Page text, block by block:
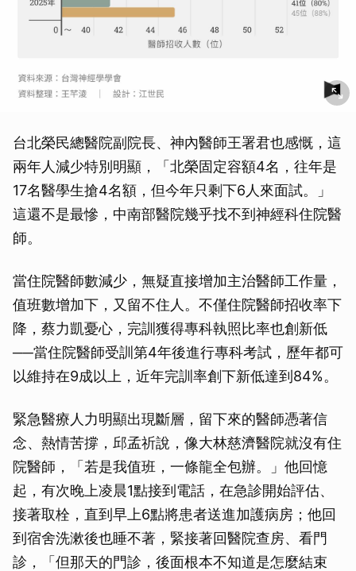
台北榮民總醫院副院長、神內醫師王署君也感慨，這
兩年人減少特別明顯，「北榮固定容額4名，往年是
17名醫學生搶4名額，但今年只剩下6人來面試。」
這還不是最慘，中南部醫院幾乎找不到神經科住院醫
師。
當住院醫師數減少，無疑直接增加主治醫師工作量，
值班數增加下，又留不住人。不僅住院醫師招收率下
降，蔡力凱憂心，完訓獲得專科執照比率也創新低
──當住院醫師受訓第4年後進行專科考試，歷年都可
以維持在9成以上，近年完訓率創下新低達到84%。
緊急醫療人力明顯出現斷層，留下來的醫師憑著信
念、熱情苦撐，邱孟祈說，像大林慈濟醫院就沒有住
院醫師，「若是我值班，一條龍全包辦。」他回憶
起，有次晚上凌晨1點接到電話，在急診開始評估、
接著取栓，直到早上6點將患者送進加護病房；他回
到宿舍洗漱後也睡不著，緊接著回醫院查房、看門
診，「但那天的門診，後面根本不知道是怎麼結束